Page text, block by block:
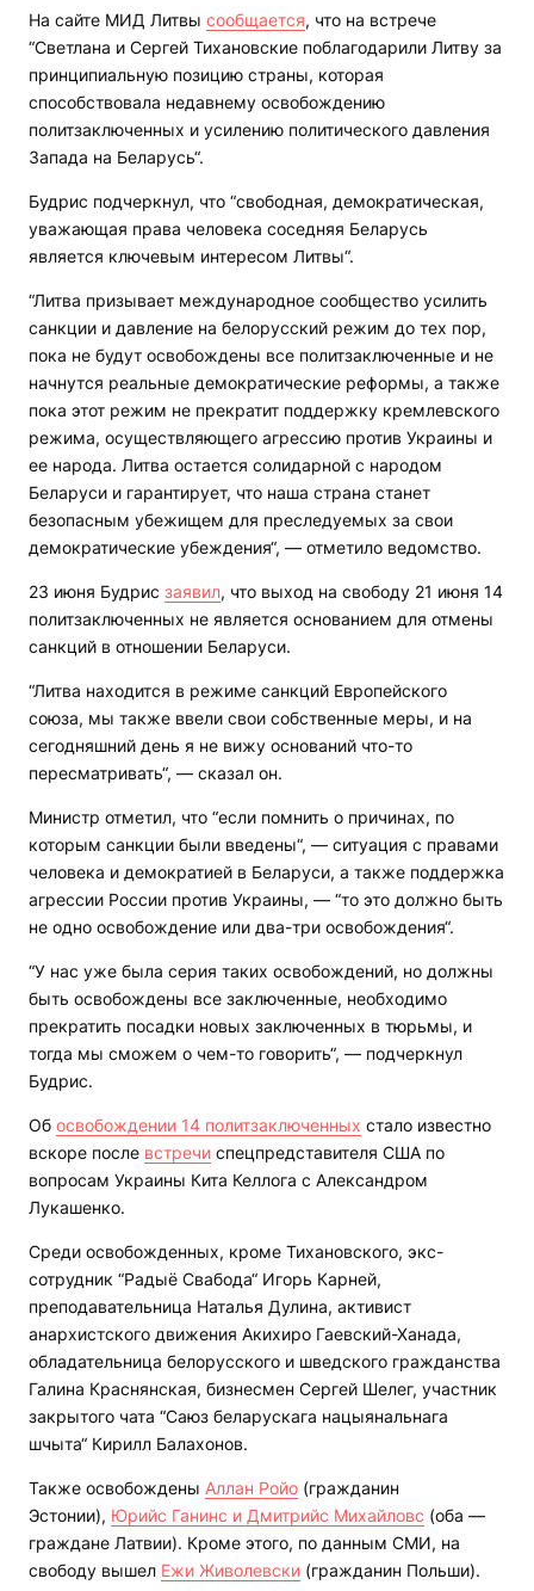
На сайте МИД Литвы сообщается, что на встрече
“Светлана и Сергей Тихановские поблагодарили Литву за
принципиальную позицию страны, которая
способствовала недавнему освобождению
политзаключенных и усилению политического давления
Запада на Беларусь“.
Будрис подчеркнул, что “свободная, демократическая,
уважающая права человека соседняя Беларусь
является ключевым интересом Литвы“.
“Литва призывает международное сообщество усилить
санкции и давление на белорусский режим до тех пор,
пока не будут освобождены все политзаключенные и не
начнутся реальные демократические реформы, а также
пока этот режим не прекратит поддержку кремлевского
режима, осуществляющего агрессию против Украины и
ее народа. Литва остается солидарной с народом
Беларуси и гарантирует, что наша страна станет
безопасным убежищем для преследуемых за свои
демократические убеждения“, — отметило ведомство.
23 июня Будрис заявил, что выход на свободу 21 июня 14
политзаключенных не является основанием для отмены
санкций в отношении Беларуси.
“Литва находится в режиме санкций Европейского
союза, мы также ввели свои собственные меры, и на
сегодняшний день я не вижу оснований что-то
пересматривать“, — сказал он.
Министр отметил, что “если помнить о причинах, по
которым санкции были введены“, — ситуация с правами
человека и демократией в Беларуси, а также поддержка
агрессии России против Украины, — “то это должно быть
не одно освобождение или два-три освобождения“.
“У нас уже была серия таких освобождений, но должны
быть освобождены все заключенные, необходимо
прекратить посадки новых заключенных в тюрьмы, и
тогда мы сможем о чем-то говорить“, — подчеркнул
Будрис.
Об освобождении 14 политзаключенных стало известно
вскоре после встречи спецпредставителя США по
вопросам Украины Кита Келлога с Александром
Лукашенко.
Среди освобожденных, кроме Тихановского, экс-
сотрудник “Радыё Свабода“ Игорь Карней,
преподавательница Наталья Дулина, активист
анархистского движения Акихиро Гаевский-Ханада,
обладательница белорусского и шведского гражданства
Галина Краснянская, бизнесмен Сергей Шелег, участник
закрытого чата “Саюз беларускага нацыянальнага
шчыта“ Кирилл Балахонов.
Также освобождены Аллан Ройо (гражданин
Эстонии), Юрийс Ганинс и Дмитрийс Михайловс (оба —
граждане Латвии). Кроме этого, по данным СМИ, на
свободу вышел Ежи Живолевски (гражданин Польши).